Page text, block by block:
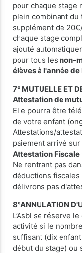
pour chaque stage
plein combinant du
supplément de
chaque stage
ajouté
pour tous les non-
élèves à l'année
7° MUTUELLE ET
Attestation de
Elle pourra être
de votre enfant
Attestations/
paiement arrivé sur
Attestation Fiscale
Ne rentrant pas
déductions fiscales
délivrons pas
8°ANNULATION
L’Asbl se réserve
activité si le
suffisant (dix
début du stage) ou